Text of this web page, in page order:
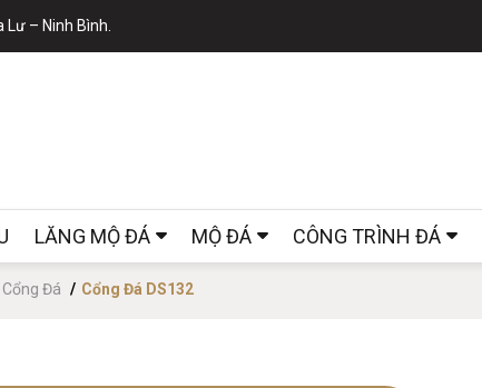
Lư – Ninh Bình.
LĂNG MỘ ĐÁ MỘ ĐÁ CÔNG TRÌNH ĐÁ
Cổng Đá Cổng Đá DS132